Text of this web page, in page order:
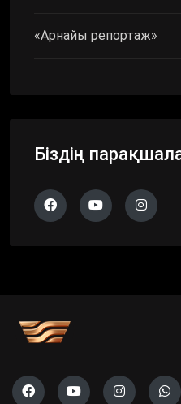
«Арнайы репортаж»
Біздің